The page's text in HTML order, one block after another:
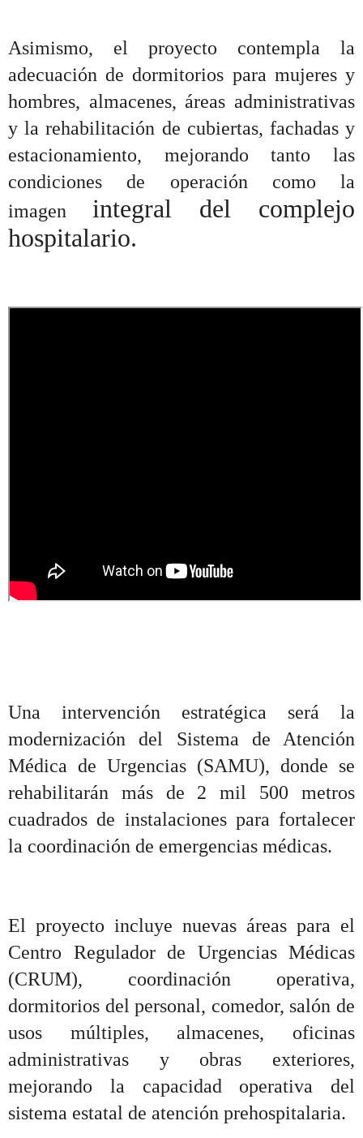
Asimismo, el proyecto contempla la
adecuación de dormitorios para mujeres y
hombres, almacenes, áreas administrativas
y la rehabilitación de cubiertas, fachadas y
estacionamiento, mejorando tanto las
condiciones de operación como la
imagen integral del complejo
hospitalario.
Una intervención estratégica será la
modernización del Sistema de Atención
Médica de Urgencias (SAMU), donde se
rehabilitarán más de 2 mil 500 metros
cuadrados de instalaciones para fortalecer
la coordinación de emergencias médicas.
El proyecto incluye nuevas áreas para el
Centro Regulador de Urgencias Médicas
(CRUM), coordinación operativa,
dormitorios del personal, comedor, salón de
usos múltiples, almacenes, oficinas
administrativas y obras exteriores,
mejorando la capacidad operativa del
sistema estatal de atención prehospitalaria.